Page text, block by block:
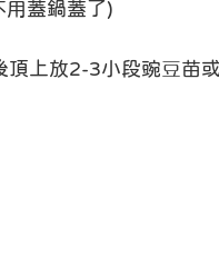
用蓋鍋蓋了)
上放2-3小段豌豆苗